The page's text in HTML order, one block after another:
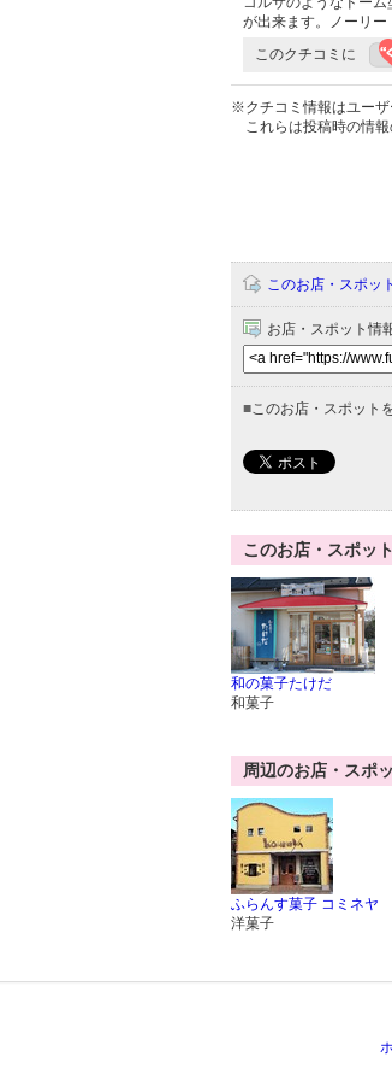
が出来ます。ノーリ
このクチコミに
※クチコミ情報はユーザ
これらは投稿時の情
このお店・スポッ
お店・スポット情
■ このお店・スポット
このお店・スポッ
和の菓子たけだ
和菓子
周辺のお店・スポ
ふらんす菓子 コミネヤ
洋菓子